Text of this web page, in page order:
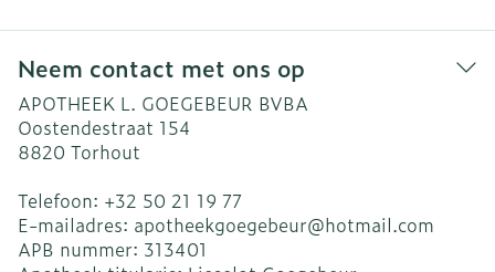
Neem contact met ons op
APOTHEEK L. GOEGEBEUR BVBA
Oostendestraat 154
8820 Torhout
Telefoon: +32 50 21 19 77
E-mailadres: apotheekgoegebeur@hotmail.com
APB nummer: 313401